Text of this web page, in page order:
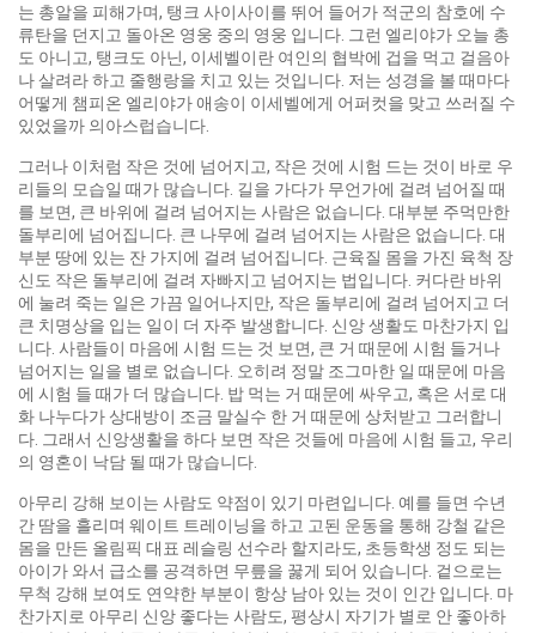
는 총알을 피해가며, 탱크 사이사이를 뛰어 들어가 적군의 참호에 수
류탄을 던지고 돌아온 영웅 중의 영웅 입니다. 그런 엘리야가 오늘 총
도 아니고, 탱크도 아닌, 이세벨이란 여인의 협박에 겁을 먹고 걸음아
나 살려라 하고 줄행랑을 치고 있는 것입니다. 저는 성경을 볼 때마다
어떻게 챔피온 엘리야가 애송이 이세벨에게 어퍼컷을 맞고 쓰러질 수
있었을까 의아스럽습니다.
그러나 이처럼 작은 것에 넘어지고, 작은 것에 시험 드는 것이 바로 우
리들의 모습일 때가 많습니다. 길을 가다가 무언가에 걸려 넘어질 때
를 보면, 큰 바위에 걸려 넘어지는 사람은 없습니다. 대부분 주먹만한
돌부리에 넘어집니다. 큰 나무에 걸려 넘어지는 사람은 없습니다. 대
부분 땅에 있는 잔 가지에 걸려 넘어집니다. 근육질 몸을 가진 육척 장
신도 작은 돌부리에 걸려 자빠지고 넘어지는 법입니다. 커다란 바위
에 눌려 죽는 일은 가끔 일어나지만, 작은 돌부리에 걸려 넘어지고 더
큰 치명상을 입는 일이 더 자주 발생합니다. 신앙 생활도 마찬가지 입
니다. 사람들이 마음에 시험 드는 것 보면, 큰 거 때문에 시험 들거나
넘어지는 일을 별로 없습니다. 오히려 정말 조그마한 일 때문에 마음
에 시험 들 때가 더 많습니다. 밥 먹는 거 때문에 싸우고, 혹은 서로 대
화 나누다가 상대방이 조금 말실수 한 거 때문에 상처받고 그러합니
다. 그래서 신앙생활을 하다 보면 작은 것들에 마음에 시험 들고, 우리
의 영혼이 낙담 될 때가 많습니다.
아무리 강해 보이는 사람도 약점이 있기 마련입니다. 예를 들면 수년
간 땀을 흘리며 웨이트 트레이닝을 하고 고된 운동을 통해 강철 같은
몸을 만든 올림픽 대표 레슬링 선수라 할지라도, 초등학생 정도 되는
아이가 와서 급소를 공격하면 무릎을 꿇게 되어 있습니다. 겉으로는
무척 강해 보여도 연약한 부분이 항상 남아 있는 것이 인간 입니다. 마
찬가지로 아무리 신앙 좋다는 사람도, 평상시 자기가 별로 안 좋아하